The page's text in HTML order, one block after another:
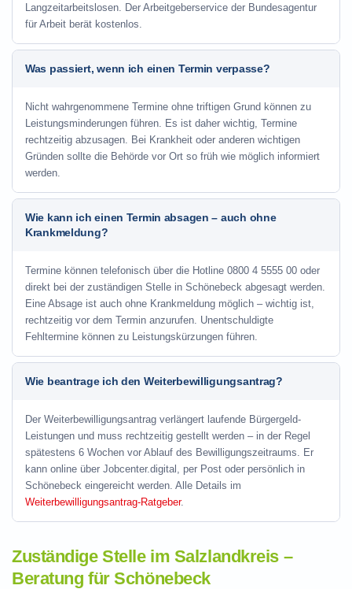
Langzeitarbeitslosen. Der Arbeitgeberservice der Bundesagentur
für Arbeit berät kostenlos.
Was passiert, wenn ich einen Termin verpasse?
Nicht wahrgenommene Termine ohne triftigen Grund können zu
Leistungsminderungen führen. Es ist daher wichtig, Termine
rechtzeitig abzusagen. Bei Krankheit oder anderen wichtigen
Gründen sollte die Behörde vor Ort so früh wie möglich informiert
werden.
Wie kann ich einen Termin absagen – auch ohne
Krankmeldung?
Termine können telefonisch über die Hotline 0800 4 5555 00 oder
direkt bei der zuständigen Stelle in Schönebeck abgesagt werden.
Eine Absage ist auch ohne Krankmeldung möglich – wichtig ist,
rechtzeitig vor dem Termin anzurufen. Unentschuldigte
Fehltermine können zu Leistungskürzungen führen.
Wie beantrage ich den Weiterbewilligungsantrag?
Der Weiterbewilligungsantrag verlängert laufende Bürgergeld-
Leistungen und muss rechtzeitig gestellt werden – in der Regel
spätestens 6 Wochen vor Ablauf des Bewilligungszeitraums. Er
kann online über Jobcenter.digital, per Post oder persönlich in
Schönebeck eingereicht werden. Alle Details im
Weiterbewilligungsantrag-Ratgeber.
Zuständige Stelle im Salzlandkreis –
Beratung für Schönebeck